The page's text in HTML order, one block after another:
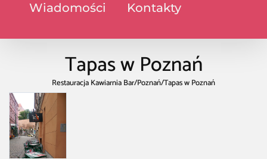
Wiadomości Kontakty
Tapas w Poznań
Restauracja Kawiarnia Bar/Poznań/Tapas w Poznań